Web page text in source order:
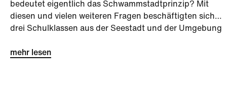
bedeutet eigentlich das Schwammstadtprinzip? Mit
diesen und vielen weiteren Fragen beschäftigten sich
drei Schulklassen aus der Seestadt und der Umgebung
mehr lesen